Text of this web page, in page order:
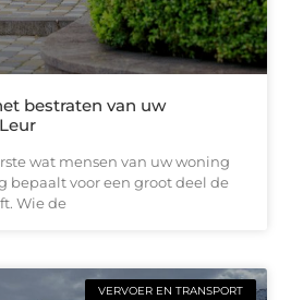
bestraten van uw
wat mensen van uw woning
bepaalt voor een groot deel de
Wie de
VERVOER EN TRANSPORT